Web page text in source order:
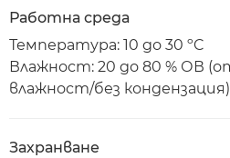
Работна среда
Температура: 10 до 30 ºC
Влажност: 20 до 80 % ОВ
влажност/без кондензация)
Захранване